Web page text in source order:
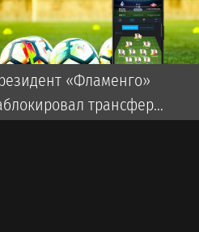
Схипу
«Фламенго»
трансфер